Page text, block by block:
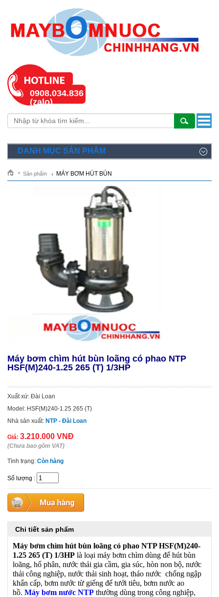
0908.034.836
(zalo)
DANH MỤC SẢN PHẨM
Sản phẩm MÁY BƠM HÚT BÙN
Máy bơm chìm hút bùn loãng có phao NTP
HSF(M)240-1.25 265 (T) 1/3HP
Xuất xứ: Đài Loan
Model: HSF(M)240-1.25 265 (T)
Nhà sản xuất: NTP - Đài Loan
Giá: 3.210.000 VNĐ
(Chưa bao gồm VAT)
Tình trạng: Còn hàng
Số lượng :
Chi tiết sản phẩm
Máy bơm chìm hút bùn loãng có phao NTP HSF(M)240-
1.25 265 (T) 1/3HP là loại máy bơm chìm dùng để hút bùn
loãng, hố phân, nước thải gia cầm, gia súc, hòn non bộ, nước
thải công nghiệp, nước thải sinh hoạt, tháo nước chống ngập
khẩn cấp, bơm nước từ giếng để tưới tiêu, bơm nước ao
hồ. Máy bơm nước NTP thường dùng trong công nghiệp,